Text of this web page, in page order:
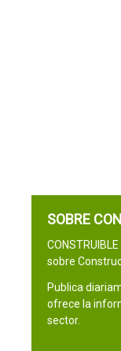
SOBRE
sobre
Publica
ofrece la
sector.